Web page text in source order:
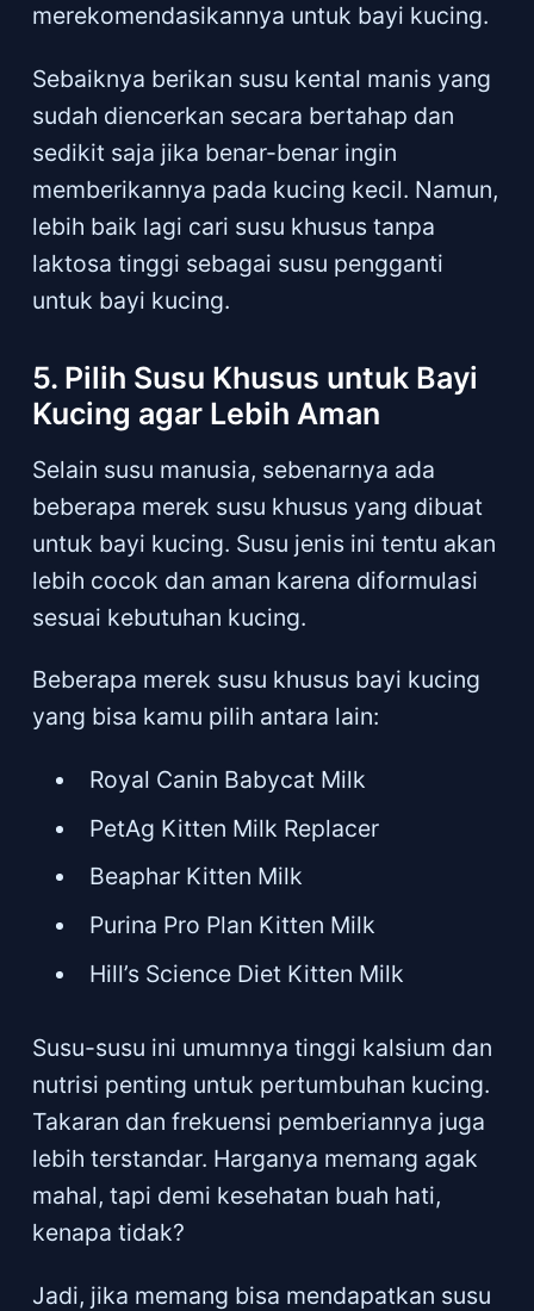
merekomendasikannya untuk bayi kucing.
Sebaiknya berikan susu kental manis yang
sudah diencerkan secara bertahap dan
sedikit saja jika benar-benar ingin
memberikannya pada kucing kecil. Namun,
lebih baik lagi cari susu khusus tanpa
laktosa tinggi sebagai susu pengganti
untuk bayi kucing.
5. Pilih Susu Khusus untuk Bayi
Kucing agar Lebih Aman
Selain susu manusia, sebenarnya ada
beberapa merek susu khusus yang dibuat
untuk bayi kucing. Susu jenis ini tentu akan
lebih cocok dan aman karena diformulasi
sesuai kebutuhan kucing.
Beberapa merek susu khusus bayi kucing
yang bisa kamu pilih antara lain:
Royal Canin Babycat Milk
PetAg Kitten Milk Replacer
Beaphar Kitten Milk
Purina Pro Plan Kitten Milk
Hill’s Science Diet Kitten Milk
Susu-susu ini umumnya tinggi kalsium dan
nutrisi penting untuk pertumbuhan kucing.
Takaran dan frekuensi pemberiannya juga
lebih terstandar. Harganya memang agak
mahal, tapi demi kesehatan buah hati,
kenapa tidak?
Jadi, jika memang bisa mendapatkan susu